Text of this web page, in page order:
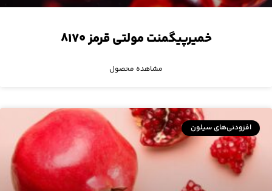
خمیرپیگمنت مولتی قرمز ۸۱۷۰
مشاهده محصول
افزودنی‌های سیلون